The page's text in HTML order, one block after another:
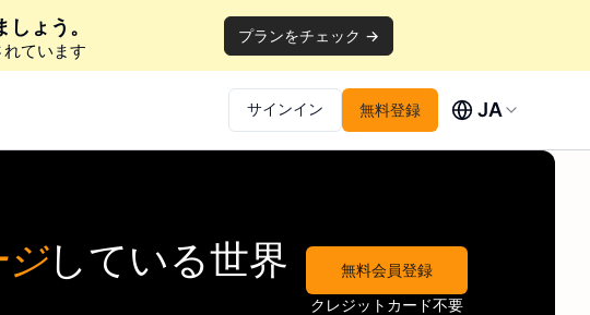
ょう。
ています
プランをチェック →
サインイン 無料登録 JA
している世界
無料会員登録
クレジットカード不要